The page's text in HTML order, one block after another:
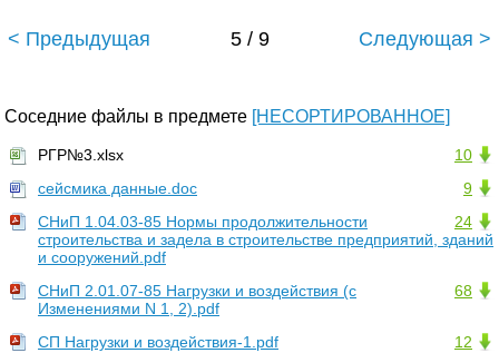
< Предыдущая 5 / 9 Следующая >
Соседние файлы в предмете [НЕСОРТИРОВАННОЕ]
10
РГР№3.xlsx
9
сейсмика данные.doc
24
СНиП 1.04.03-85 Нормы продолжительности
строительства и задела в строительстве предприятий, зданий
и сооружений.pdf
68
СНиП 2.01.07-85 Нагрузки и воздействия (с
Изменениями N 1, 2).pdf
12
СП Нагрузки и воздействия-1.pdf